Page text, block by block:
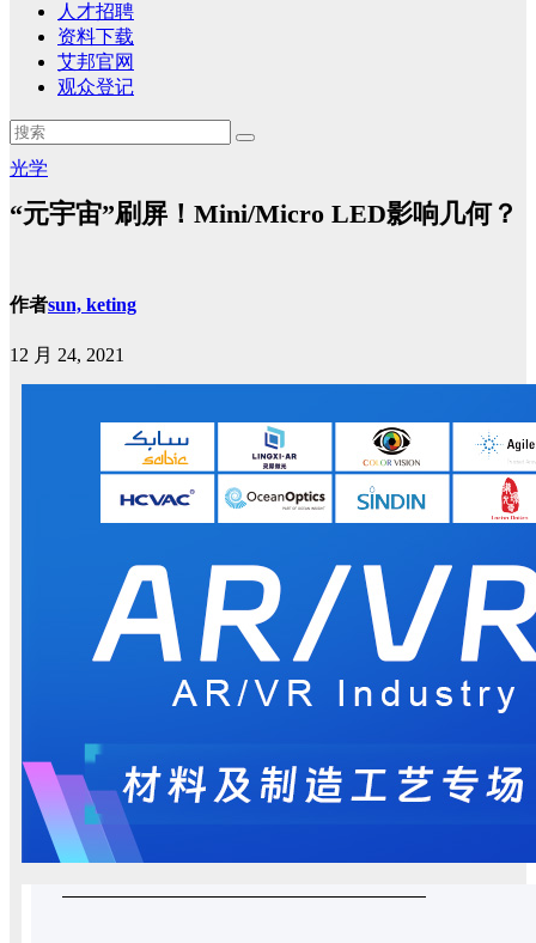
人才招聘
资料下载
艾邦官网
观众登记
光学
“元宇宙”刷屏！Mini/Micro LED影响几何？
作者sun, keting
12 月 24, 2021